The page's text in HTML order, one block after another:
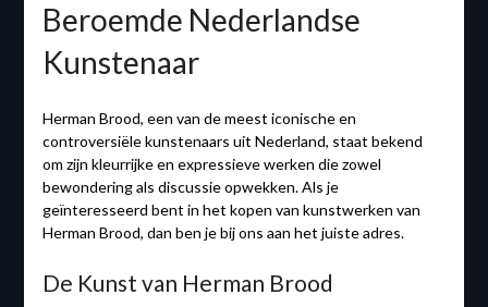
Beroemde Nederlandse
Kunstenaar
Herman Brood, een van de meest iconische en
controversiële kunstenaars uit Nederland, staat bekend
om zijn kleurrijke en expressieve werken die zowel
bewondering als discussie opwekken. Als je
geïnteresseerd bent in het kopen van kunstwerken van
Herman Brood, dan ben je bij ons aan het juiste adres.
De Kunst van Herman Brood